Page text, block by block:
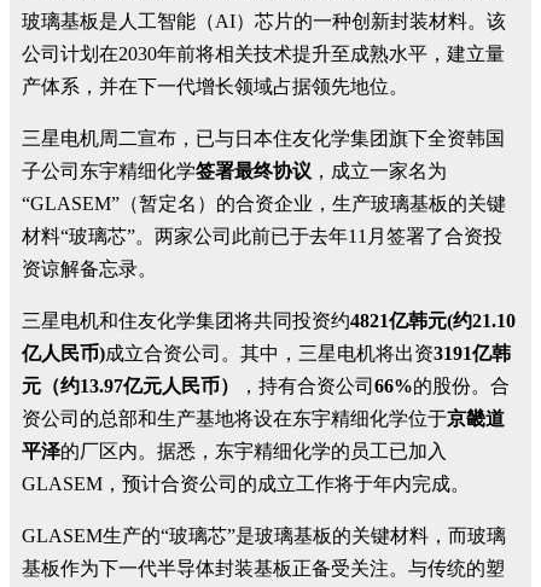
玻璃基板是人工智能（AI）芯片的一种创新封装材料。该
公司计划在2030年前将相关技术提升至成熟水平，建立量
产体系，并在下一代增长领域占据领先地位。
三星电机周二宣布，已与日本住友化学集团旗下全资韩国
子公司东宇精细化学签署最终协议 ，成立一家名为
“GLASEM”（暂定名）的合资企业，生产玻璃基板的关键
材料“玻璃芯”。两家公司此前已于去年11月签署了合资投
资谅解备忘录。
三星电机和住友化学集团将共同投资约4821亿韩元(约21.10
亿人民币)成立合资公司。其中，三星电机将出资3191亿韩
元（约13.97亿元人民币） ，持有合资公司 66%的股份。合
资公司的总部和生产基地将设在东宇精细化学位于京畿道
平泽的厂区内。据悉，东宇精细化学的员工已加入
GLASEM，预计合资公司的成立工作将于年内完成。
GLASEM生产的“玻璃芯”是玻璃基板的关键材料，而玻璃
基板作为下一代半导体封装基板正备受关注。与传统的塑